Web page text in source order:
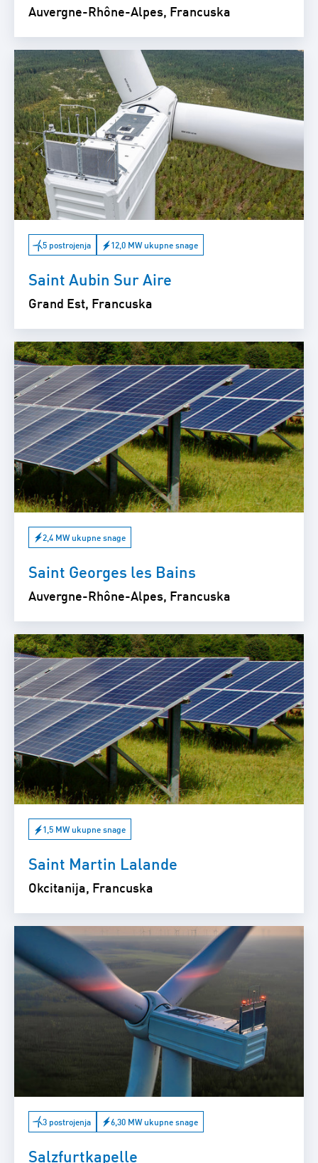
Auvergne-Rhône-Alpes, Francuska
5 postrojenja 12,0 MW ukupne snage
Saint Aubin Sur Aire
Grand Est, Francuska
2,4 MW ukupne snage
Saint Georges les Bains
Auvergne-Rhône-Alpes, Francuska
1,5 MW ukupne snage
Saint Martin Lalande
Okcitanija, Francuska
3 postrojenja 6,30 MW ukupne snage
Salzfurtkapelle